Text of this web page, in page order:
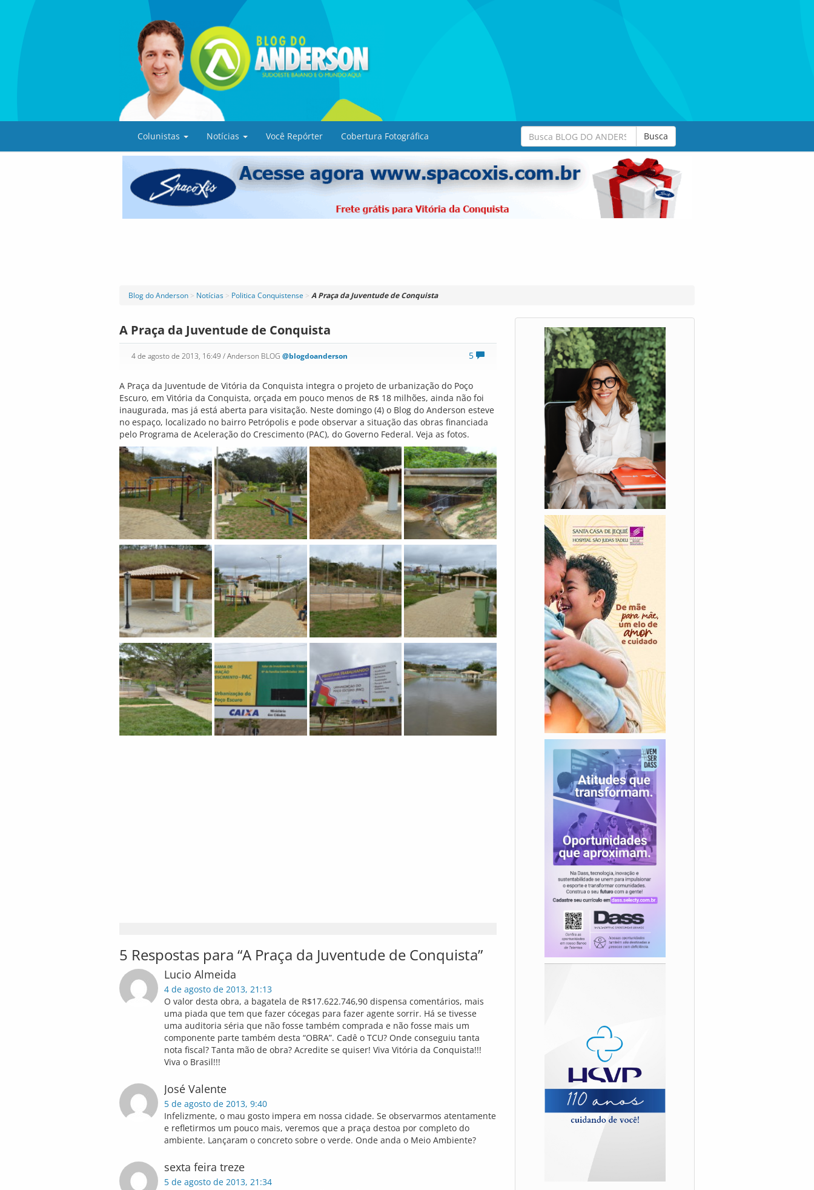
Colunistas Notícias Você Repórter Cobertura Fotográfica Busca
Blog do Anderson > Notícias > Politica Conquistense > A Praça da Juventude de Conquista
A Praça da Juventude de Conquista
5
4 de agosto de 2013, 16:49 / Anderson BLOG @blogdoanderson
A Praça da Juventude de Vitória da Conquista integra o projeto de urbanização do Poço
Escuro, em Vitória da Conquista, orçada em pouco menos de R$ 18 milhões, ainda não foi
inaugurada, mas já está aberta para visitação. Neste domingo (4) o Blog do Anderson esteve
no espaço, localizado no bairro Petrópolis e pode observar a situação das obras financiada
pelo Programa de Aceleração do Crescimento (PAC), do Governo Federal. Veja as fotos.
5 Respostas para “A Praça da Juventude de Conquista”
Lucio Almeida
4 de agosto de 2013, 21:13
O valor desta obra, a bagatela de R$17.622.746,90 dispensa comentários, mais
uma piada que tem que fazer cócegas para fazer agente sorrir. Há se tivesse
uma auditoria séria que não fosse também comprada e não fosse mais um
componente parte também desta “OBRA”. Cadê o TCU? Onde conseguiu tanta
nota fiscal? Tanta mão de obra? Acredite se quiser! Viva Vitória da Conquista!!!
Viva o Brasil!!!
José Valente
5 de agosto de 2013, 9:40
Infelizmente, o mau gosto impera em nossa cidade. Se observarmos atentamente
e refletirmos um pouco mais, veremos que a praça destoa por completo do
ambiente. Lançaram o concreto sobre o verde. Onde anda o Meio Ambiente?
sexta feira treze
5 de agosto de 2013, 21:34